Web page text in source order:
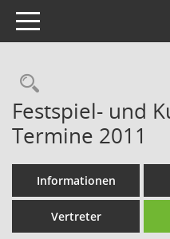
Toggle navigation
Festspiel- und
Termine 2011
Informationen
Vertreter